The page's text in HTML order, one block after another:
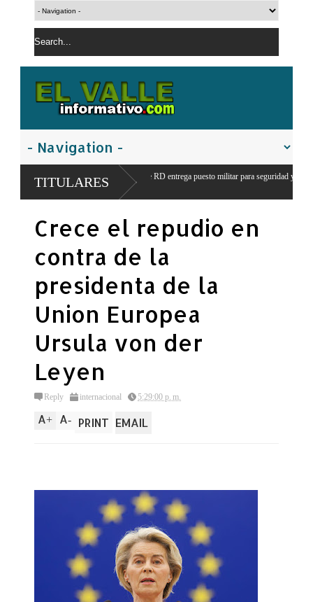
TITULARES
del ejercito de RD entrega puesto militar para seguridad y vigilancia
Crece el repudio en
contra de la
presidenta de la
Union Europea
Ursula von der
Leyen
Reply internacional 5:29:00 p. m.
A+ A- PRINT EMAIL